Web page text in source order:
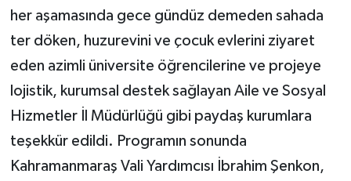
her aşamasında gece gündüz demeden sahada
ter döken, huzurevini ve çocuk evlerini ziyaret
eden azimli üniversite öğrencilerine ve projeye
lojistik, kurumsal destek sağlayan Aile ve Sosyal
Hizmetler İl Müdürlüğü gibi paydaş kurumlara
teşekkür edildi. Programın sonunda
Kahramanmaraş Vali Yardımcısı İbrahim Şenkon,